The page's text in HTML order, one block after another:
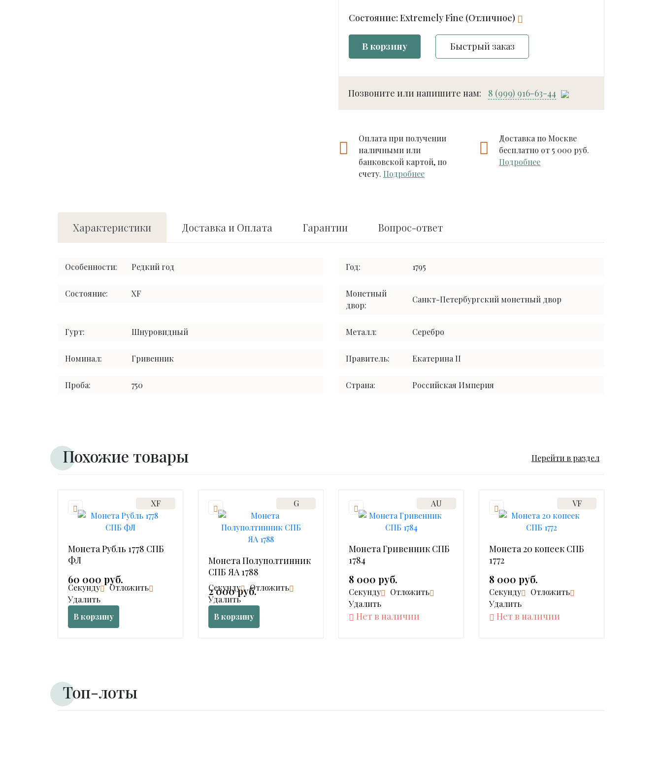
Состояние: Extremely Fine (Отличное)
В корзину Быстрый заказ
Позвоните или напишите нам: 8 (999) 916-63-44
Оплата при получении
наличными или
банковской картой, по
счету. Подробнее
Доставка по Москве
бесплатно от 5 000 руб.
Подробнее
Характеристики Доставка и Оплата Гарантии Вопрос-ответ
Особенности: Редкий год Год: 1795
Состояние: XF
Монетный
двор:
Санкт-Петербургский монетный двор
Гурт: Шнуровидный Металл: Серебро
Номинал: Гривенник Правитель: Екатерина II
Проба: 750 Страна: Российская Империя
Похожие товары Перейти в раздел
XF
Монета Рубль 1778 СПБ
ФЛ
60 000 руб.
Cекунду
Отложить
Удалить
В корзину
G
Монета Полуполтинник
СПБ ЯА 1788
2 000 руб.
Cекунду
Отложить
Удалить
В корзину
AU
Монета Гривенник СПБ
1784
8 000 руб.
Cекунду
Отложить
Удалить
Нет в наличии
VF
Монета 20 копеек СПБ
1772
8 000 руб.
Cекунду
Отложить
Удалить
Нет в наличии
Топ-лоты